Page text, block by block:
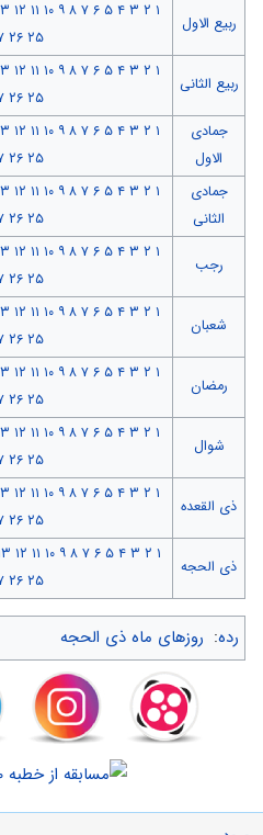
ربیع الاول
۱ ۲ ۳ ۴ ۵ ۶ ۷ ۸ ۹ ۱۰ ۱۱ ۱۲
۲۵ ۲۶
ربیع الثانی
۱ ۲ ۳ ۴ ۵ ۶ ۷ ۸ ۹ ۱۰ ۱۱ ۱۲
۲۵ ۲۶
جمادی
الاول
۱ ۲ ۳ ۴ ۵ ۶ ۷ ۸ ۹ ۱۰ ۱۱ ۱۲
۲۵ ۲۶
جمادی
الثانی
۱ ۲ ۳ ۴ ۵ ۶ ۷ ۸ ۹ ۱۰ ۱۱ ۱۲
۲۵ ۲۶
رجب
۱ ۲ ۳ ۴ ۵ ۶ ۷ ۸ ۹ ۱۰ ۱۱ ۱۲
۲۵ ۲۶
شعبان
۱ ۲ ۳ ۴ ۵ ۶ ۷ ۸ ۹ ۱۰ ۱۱ ۱۲
۲۵ ۲۶
رمضان
۱ ۲ ۳ ۴ ۵ ۶ ۷ ۸ ۹ ۱۰ ۱۱ ۱۲
۲۵ ۲۶
شوال
۱ ۲ ۳ ۴ ۵ ۶ ۷ ۸ ۹ ۱۰ ۱۱ ۱۲
۲۵ ۲۶
ذی القعده
۱ ۲ ۳ ۴ ۵ ۶ ۷ ۸ ۹ ۱۰ ۱۱ ۱۲
۲۵ ۲۶
ذی الحجه
۱ ۲ ۳ ۴ ۵ ۶ ۷ ۸ ۹ ۱۰ ۱۱ ۱۲
۲۵ ۲۶
رده: روزهای ماه ذی الحجه